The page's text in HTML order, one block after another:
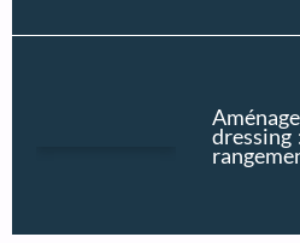
dressing